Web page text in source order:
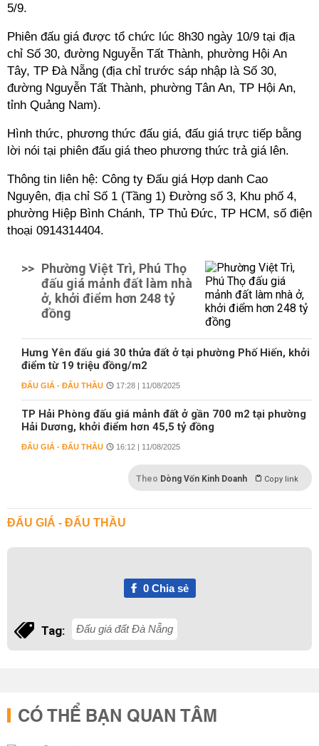
5/9.
Phiên đấu giá được tổ chức lúc 8h30 ngày 10/9 tại địa
chỉ Số 30, đường Nguyễn Tất Thành, phường Hội An
Tây, TP Đà Nẵng (địa chỉ trước sáp nhập là Số 30,
đường Nguyễn Tất Thành, phường Tân An, TP Hội An,
tỉnh Quảng Nam).
Hình thức, phương thức đấu giá, đấu giá trực tiếp bằng
lời nói tại phiên đấu giá theo phương thức trả giá lên.
Thông tin liên hệ: Công ty Đấu giá Hợp danh Cao
Nguyên, địa chỉ Số 1 (Tầng 1) Đường số 3, Khu phố 4,
phường Hiệp Bình Chánh, TP Thủ Đức, TP HCM, số điện
thoại 0914314404.
>> Phường Việt Trì, Phú Thọ
đấu giá mảnh đất làm nhà
ở, khởi điểm hơn 248 tỷ
đồng
Hưng Yên đấu giá 30 thửa đất ở tại phường Phố Hiến, khởi
điểm từ 19 triệu đồng/m2
ĐẤU GIÁ - ĐẤU THẦU 17:28 | 11/08/2025
TP Hải Phòng đấu giá mảnh đất ở gần 700 m2 tại phường
Hải Dương, khởi điểm hơn 45,5 tỷ đồng
ĐẤU GIÁ - ĐẤU THẦU 16:12 | 11/08/2025
Theo Dòng Vốn Kinh Doanh Copy link
ĐẤU GIÁ - ĐẤU THẦU
0Chia sẻ
Tag: Đấu giá đất Đà Nẵng
CÓ THỂ BẠN QUAN TÂM